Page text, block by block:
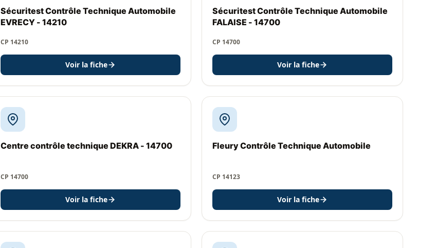
Sécuritest Contrôle Technique Automobile
EVRECY - 14210
CP 14210
Voir la fiche
Sécuritest Contrôle Technique Automobile
FALAISE - 14700
CP 14700
Voir la fiche
Centre contrôle technique DEKRA - 14700
CP 14700
Voir la fiche
Fleury Contrôle Technique Automobile
CP 14123
Voir la fiche